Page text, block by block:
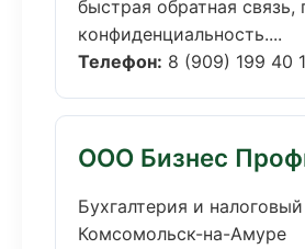
быстрая обратная связь,
конфиденциальность....
Телефон: 8 (909) 199 40
ООО Бизнес
Бухгалтерия и
Комсомольск-на-Амуре